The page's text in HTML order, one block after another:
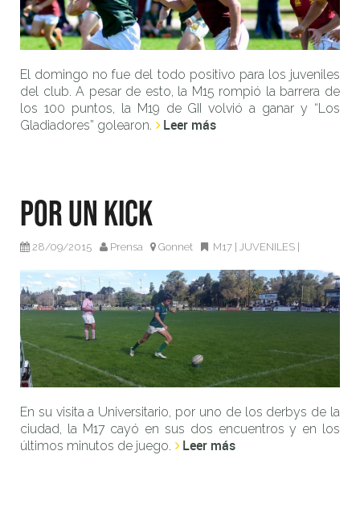
El domingo no fue del todo positivo para los juveniles
del club. A pesar de esto, la M15 rompió la barrera de
los 100 puntos, la M19 de GII volvió a ganar y “Los
Gladiadores” golearon.
Leer más
Por un kick
28/09/2015 Prensa Gonnet M17| JUVENILES|
En su visita a Universitario, por uno de los derbys de la
ciudad, la M17 cayó en sus dos encuentros y en los
últimos minutos de juego.
Leer más